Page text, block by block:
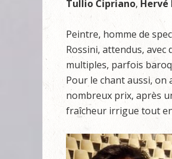
Tullio Cipriano, Hervé
Peintre, homme de
Rossini, attendus,
multiples, parfois
Pour le chant aussi, on
nombreux prix, après
fraîcheur irrigue tout